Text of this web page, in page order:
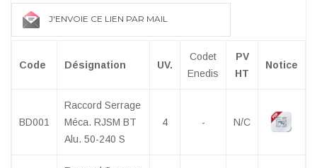
J'ENVOIE CE LIEN PAR MAIL
Code Désignation UV.
Codet
Enedis
PV
HT
Notice
BD001
Raccord Serrage
Méca. RJSM BT
Alu. 50-240 S
4 - N/C